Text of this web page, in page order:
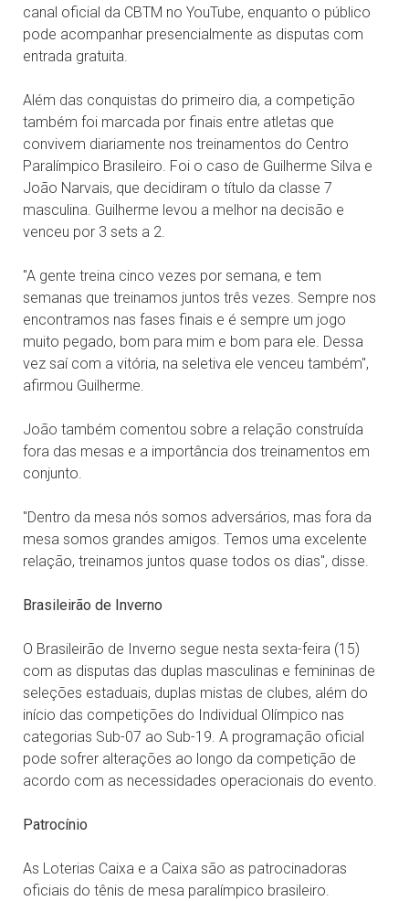
canal oficial da CBTM no YouTube, enquanto o público
pode acompanhar presencialmente as disputas com
entrada gratuita.
Além das conquistas do primeiro dia, a competição
também foi marcada por finais entre atletas que
convivem diariamente nos treinamentos do Centro
Paralímpico Brasileiro. Foi o caso de Guilherme Silva e
João Narvais, que decidiram o título da classe 7
masculina. Guilherme levou a melhor na decisão e
venceu por 3 sets a 2.
"A gente treina cinco vezes por semana, e tem
semanas que treinamos juntos três vezes. Sempre nos
encontramos nas fases finais e é sempre um jogo
muito pegado, bom para mim e bom para ele. Dessa
vez saí com a vitória, na seletiva ele venceu também",
afirmou Guilherme.
João também comentou sobre a relação construída
fora das mesas e a importância dos treinamentos em
conjunto.
"Dentro da mesa nós somos adversários, mas fora da
mesa somos grandes amigos. Temos uma excelente
relação, treinamos juntos quase todos os dias", disse.
Brasileirão de Inverno
O Brasileirão de Inverno segue nesta sexta-feira (15)
com as disputas das duplas masculinas e femininas de
seleções estaduais, duplas mistas de clubes, além do
início das competições do Individual Olímpico nas
categorias Sub-07 ao Sub-19. A programação oficial
pode sofrer alterações ao longo da competição de
acordo com as necessidades operacionais do evento.
Patrocínio
As Loterias Caixa e a Caixa são as patrocinadoras
oficiais do tênis de mesa paralímpico brasileiro.